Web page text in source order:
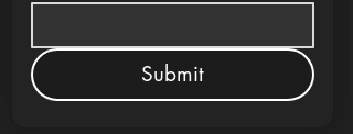
Submit